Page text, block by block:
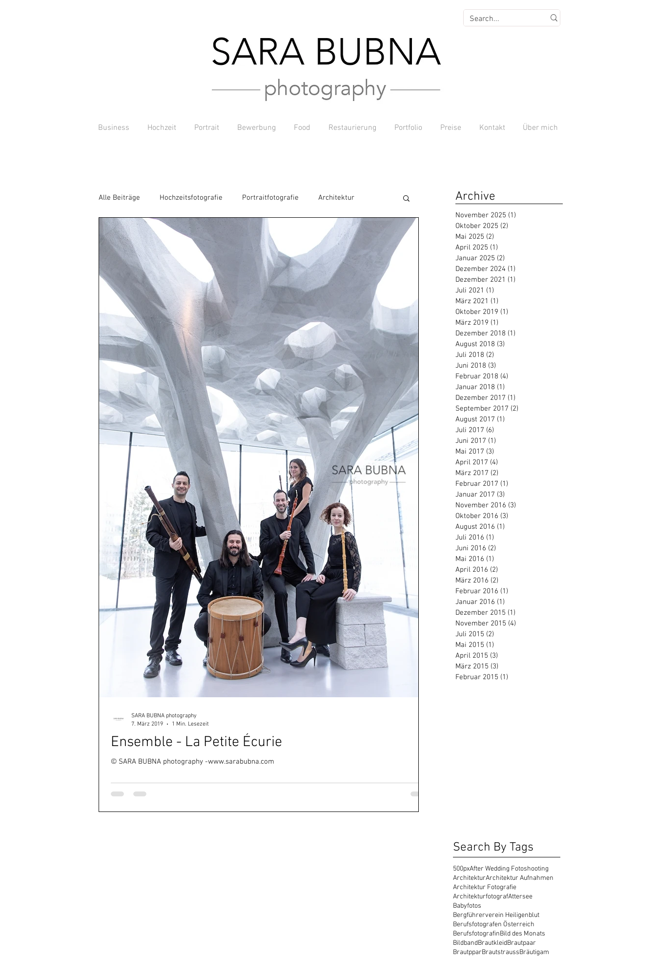
Business Hochzeit Portrait Bewerbung Food Restaurierung Portfolio Preise Kontakt Über mich
Alle Beiträge Hochzeitsfotografie Portraitfotografie Architektur
EU-Reisepass Reportage &amp; Dokumentation
Reportage / Dokumentation biometrische EU - Passfotos
Projektarbeiten Zertifikate / Auszeichnungen Geschenke
Weihnachten 2016 Food Photography Neugeborenen Fotos / Babyfotos
Presse Bewerbungsfotos Werbefotografie Tierfotografie
Business Portraits Verlobung Gutschein Geschenkgutschein
Fotogutschein Eventfotografie Babyfotos Familienfotos
Weihnachten Aktion Kinderfotos Weihnachtsaktion
Ensemble - La Petite Écurie
© SARA BUBNA photography -www.sarabubna.com
SARA BUBNA photography
7. März 2019
1 Min. Lesezeit
Archive
November 2025 (1)
Oktober 2025 (2)
Mai 2025 (2)
April 2025 (1)
Januar 2025 (2)
Dezember 2024 (1)
Dezember 2021 (1)
Juli 2021 (1)
März 2021 (1)
Oktober 2019 (1)
März 2019 (1)
Dezember 2018 (1)
August 2018 (3)
Juli 2018 (2)
Juni 2018 (3)
Februar 2018 (4)
Januar 2018 (1)
Dezember 2017 (1)
September 2017 (2)
August 2017 (1)
Juli 2017 (6)
Juni 2017 (1)
Mai 2017 (3)
April 2017 (4)
März 2017 (2)
Februar 2017 (1)
Januar 2017 (3)
November 2016 (3)
Oktober 2016 (3)
August 2016 (1)
Juli 2016 (1)
Juni 2016 (2)
Mai 2016 (1)
April 2016 (2)
März 2016 (2)
Februar 2016 (1)
Januar 2016 (1)
Dezember 2015 (1)
November 2015 (4)
Juli 2015 (2)
Mai 2015 (1)
April 2015 (3)
März 2015 (3)
Februar 2015 (1)
Search By Tags
500pxAfter Wedding Fotoshooting
ArchitekturArchitektur Aufnahmen
Architektur Fotografie
ArchitekturfotografAttersee
Babyfotos
Bergführerverein Heiligenblut
Berufsfotografen Österreich
BerufsfotografinBild des Monats
BildbandBrautkleidBrautpaar
BrautpparBrautstraussBräutigam